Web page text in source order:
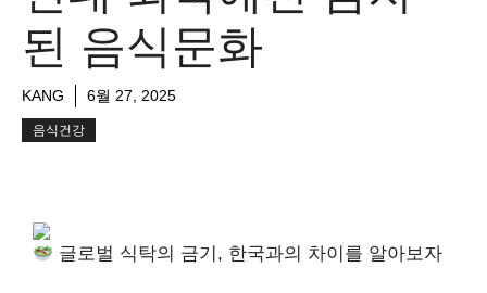
된 음식문화
KANG 6월 27, 2025
음식건강
글로벌 식탁의 금기, 한국과의 차이를 알아보자